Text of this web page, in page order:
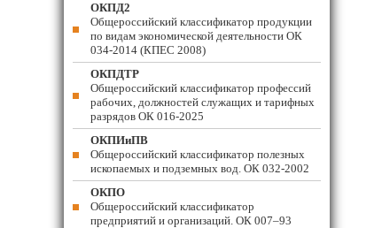
ОКПД2
Общероссийский классификатор продукции
по видам экономической деятельности ОК
034-2014 (КПЕС 2008)
ОКПДТР
Общероссийский классификатор профессий
рабочих, должностей служащих и тарифных
разрядов ОК 016-2025
ОКПИиПВ
Общероссийский классификатор полезных
ископаемых и подземных вод. ОК 032-2002
ОКПО
Общероссийский классификатор
предприятий и организаций. ОК 007–93